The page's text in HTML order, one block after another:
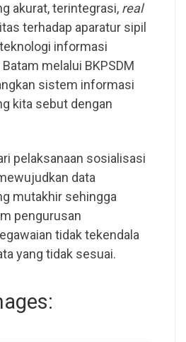
akurat, terintegrasi, real
terhadap aparatur sipil
informasi
melalui BKPSDM
sistem informasi
kita sebut dengan
pelaksanaan sosialisasi
data
mutakhir sehingga
pengurusan
tidak tekendala
yang tidak sesuai.